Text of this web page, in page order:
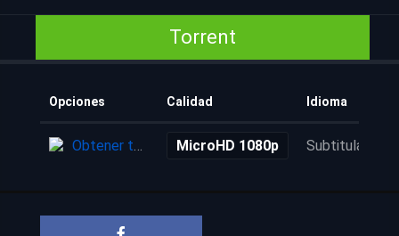
Torrent
Opciones Calidad Idioma
Obtener torrent MicroHD 1080p Subtitulada